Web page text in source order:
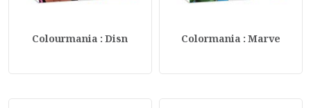
Colormania : Marve
Colourmania : Disn